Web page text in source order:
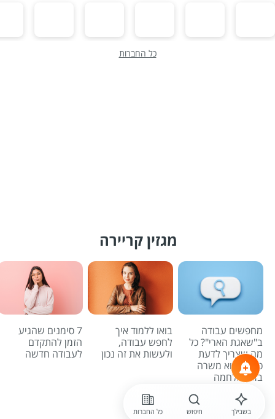
כל החברות
מגזין קריירה
מחפשים עבודה
ב"שאגת הארי"? כל
מה שצריך לדעת
כדי למצוא משרה
בזמן מלחמה
בואו ללמוד איך
לחפש עבודה,
ולעשות את זה נכון
7 סימנים שהגיע
הזמן להתקדם
לעבודה חדשה
לכל הכתבות
בשבילך חיפוש כל החברות